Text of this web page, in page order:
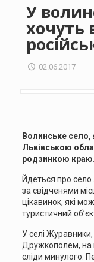
У
хочуть
02.06.2017
Волинське село,
Львівською
родзинкою краю.
Йдеться про село
за свідченями
цікавинок, які
туристичний
У селі
Дружкополем, на
сліди минулого.